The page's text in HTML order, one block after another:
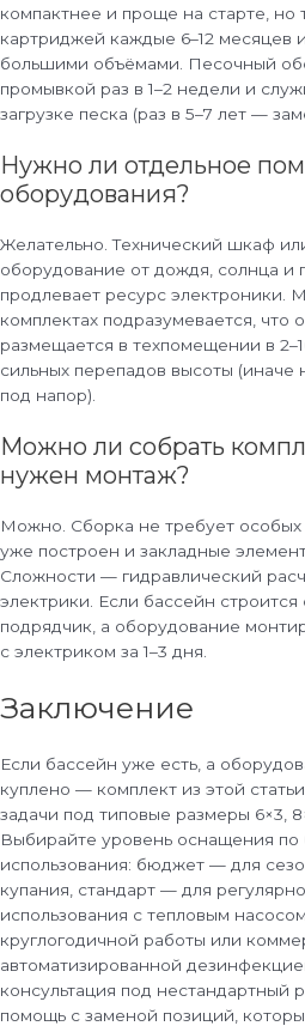
компактнее и проще на старте, но
картриджей каждые 6–12 месяцев
большими объёмами. Песочный
промывкой раз в 1–2 недели и
загрузке песка (раз в 5–7 лет —
Нужно ли отдельное
оборудования?
Желательно. Технический шкаф
оборудование от дождя, солнца и
продлевает ресурс
комплектах подразумевается, что
размещается в техпомещении в
сильных перепадов высоты (иначе
под напор).
Можно ли собрать
нужен монтаж?
Можно. Сборка не требует особых
уже построен и закладные
Сложности — гидравлический
электрики. Если бассейн
подрядчик, а оборудование
с электриком за 1–3 дня.
Заключение
Если бассейн уже есть, а
куплено — комплект из этой
задачи под типовые размеры 6×3,
Выбирайте уровень оснащения
использования: бюджет — для
купания, стандарт — для
использования с тепловым
круглогодичной работы или
автоматизированной
консультация под нестандартный
помощь с заменой позиций,